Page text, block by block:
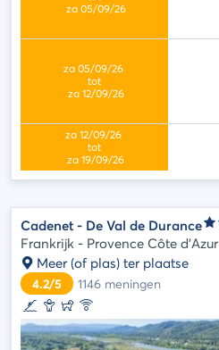
Cadenet - De Val de Durance
Frankrijk - Provence Côte d'Azur
Meer (of plas) ter plaatse
4.2/5 1146meningen